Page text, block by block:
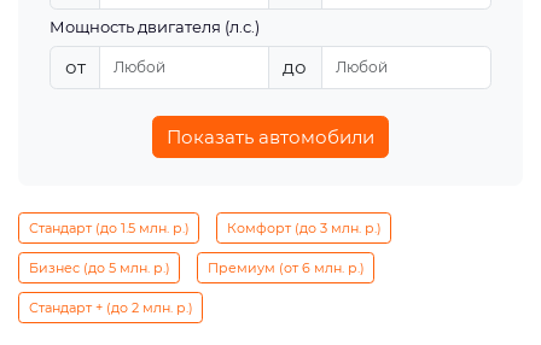
Мощность двигателя (л.с.)
от до
Показать автомобили
Стандарт (до 1.5 млн. р.) Комфорт (до 3 млн. р.)
Бизнес (до 5 млн. р.) Премиум (от 6 млн. р.)
Стандарт + (до 2 млн. р.)